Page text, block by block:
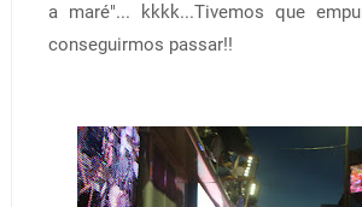
a maré"... kkkk...Tivemos que
conseguirmos passar!!